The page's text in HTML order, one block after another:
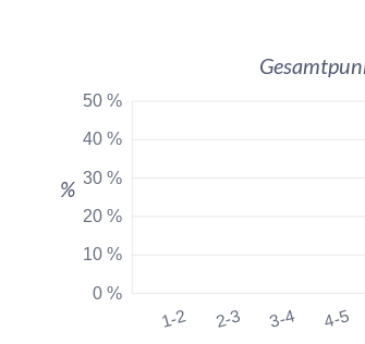
1-2 2-3 3-4 4-5
0 %
10 %
20 %
30 %
40 %
50 %
%